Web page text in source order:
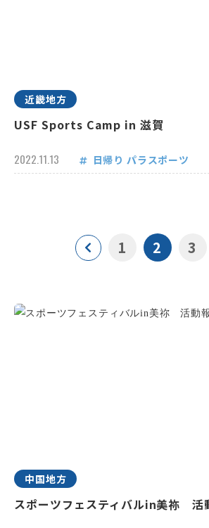
近畿地方
USF Sports Camp in 滋賀
2022.11.13 日帰り パラスポーツ
1 2 3
中国地方
スポーツフェスティバルin美祢 活